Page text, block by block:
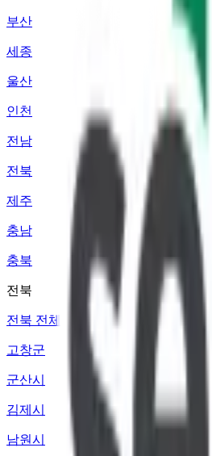
부산
세종
울산
인천
전남
전북
제주
충남
충북
전북
전북 전체
고창군
군산시
김제시
남원시